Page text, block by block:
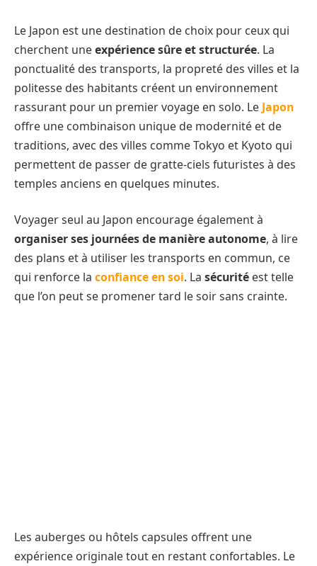
Le Japon est une destination de choix pour ceux qui
cherchent uneexpérience sûre et structurée. La
ponctualité des transports, la propreté des villes et la
politesse des habitants créent un environnement
rassurant pour un premier voyage en solo. Le Japon
offre une combinaison unique de modernité et de
traditions, avec des villes comme Tokyo et Kyoto qui
permettent de passer de gratte-ciels futuristes à des
temples anciens en quelques minutes.
Voyager seul au Japon encourage également à
organiser ses journées de manière autonome, à lire
des plans et à utiliser les transports en commun, ce
qui renforce la confiance en soi. La sécurité est telle
que l’on peut se promener tard le soir sans crainte.
Les auberges ou hôtels capsules offrent une
expérience originale tout en restant confortables. Le